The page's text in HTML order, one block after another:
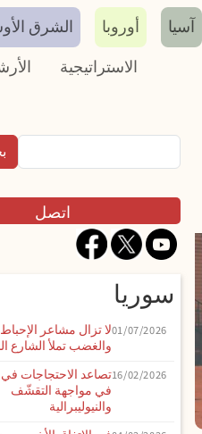
آسيا أوروبا
الشرق
الاستراتيجية
اتصل
سوريا
01/07/2026لا تزال مشاعر الإحباط
والغضب تملأ الشارع
16/02/2026تصاعد الاحتجاجات
في مواجهة التقشّف
والنيوليبرالية